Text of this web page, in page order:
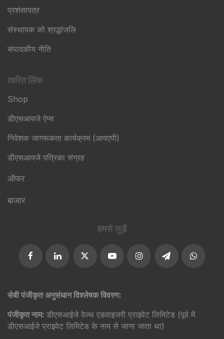
प्रशंसापत्र
संस्थापक को श्रद्धांजलि
संपादकीय नीति
त्वरित लिंक
Shop
डीएसआयजे ऐप्स
निवेशक जागरूकता कार्यक्रम (आयएपी)
डीएसआयजे पत्रिका संग्रह
ऑफर
बाजार
हमसे जुड़ें
सेबी पंजीकृत अनुसंधान विश्लेषक विवरण:
पंजीकृत नाम: डीएसआईजे वेल्थ एडवाइजरी प्राइवेट लिमिटेड (पूर्व में
डीएसआईजे प्राइवेट लिमिटेड के नाम से जाना जाता था)